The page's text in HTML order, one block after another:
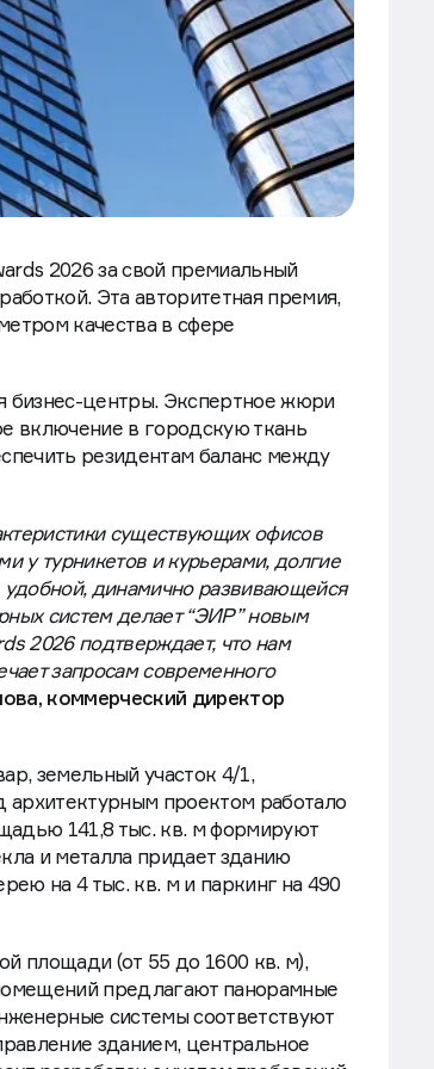
2026 за свой премиальный
Эта авторитетная премия,
качества в сфере
бизнес-центры. Экспертное жюри
включение в городскую ткань
резидентам баланс между
существующих офисов
у турникетов и курьерами, долгие
динамично развивающейся
систем делает “ЭИР” новым
2026 подтверждает, что нам
запросам современного
коммерческий директор
земельный участок 4/1,
проектом работало
141,8 тыс. кв. м формируют
и металла придает зданию
на 4 тыс. кв. м и паркинг на 490
площади (от 55 до 1600 кв. м),
предлагают панорамные
системы соответствуют
зданием, центральное